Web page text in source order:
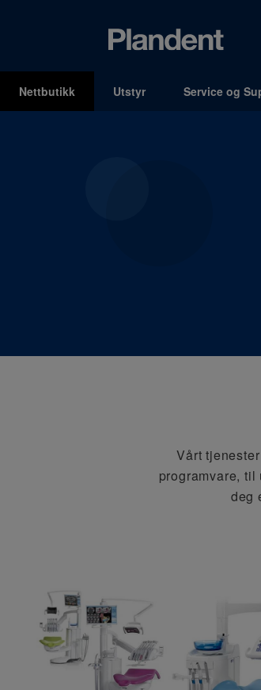
Nettbutikk Utstyr Service og
Vårt
programvare,
deg